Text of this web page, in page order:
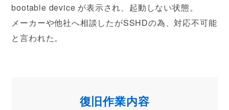
bootable device が表示され、起動しない状態。
メーカーや他社へ相談したがSSHDの為、対応不可能
と言われた。
復旧作業内容